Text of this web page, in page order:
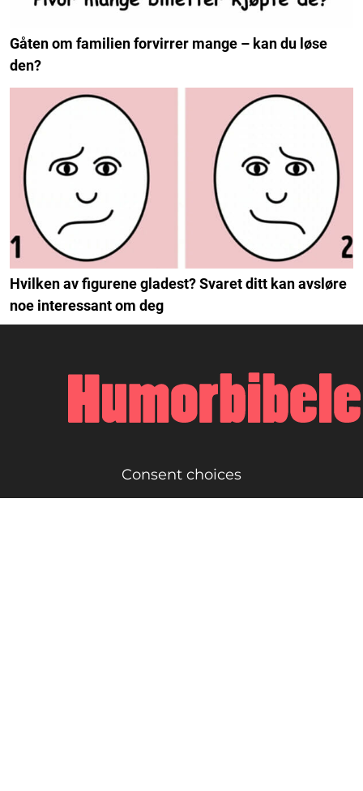
Gåten om familien forvirrer mange – kan du løse
den?
Hvilken av figurene gladest? Svaret ditt kan avsløre
noe interessant om deg
Consent choices